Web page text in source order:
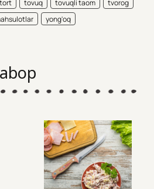
tort tovuq tovuqli taom
tvorog
yong'oq